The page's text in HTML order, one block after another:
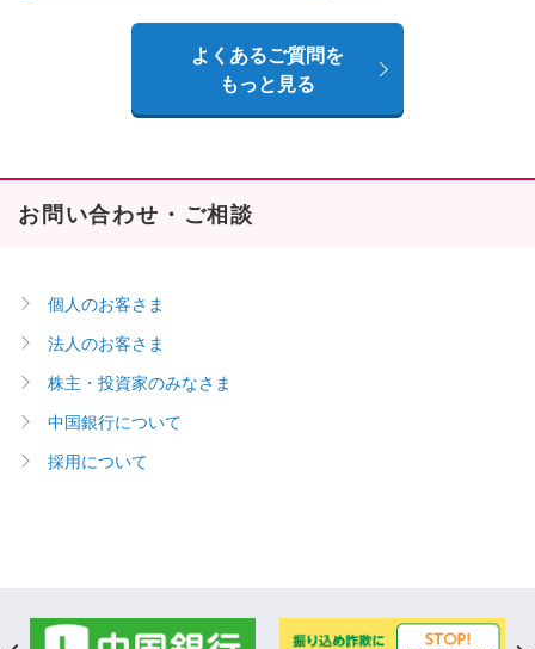
よくあるご質問を
もっと見る
お問い合わせ・ご相談
個人のお客さま
法人のお客さま
株主・投資家のみなさま
中国銀行について
採用について